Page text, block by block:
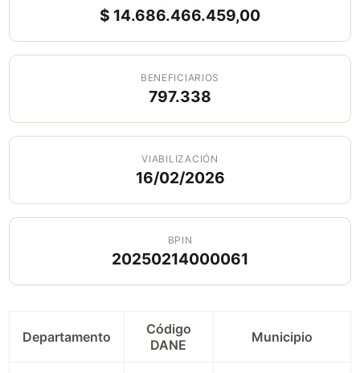
$ 14.686.466.459,00
BENEFICIARIOS
797.338
VIABILIZACIÓN
16/02/2026
BPIN
20250214000061
Departamento
Código
DANE
Municipio